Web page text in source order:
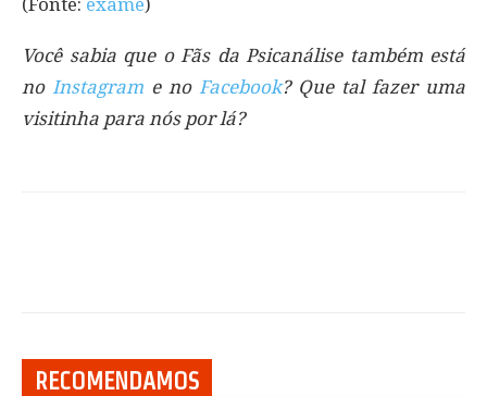
(Fonte: exame)
Você sabia que o Fãs da Psicanálise também está
no Instagrame no Facebook? Que tal fazer uma
visitinha para nós por lá?
RECOMENDAMOS